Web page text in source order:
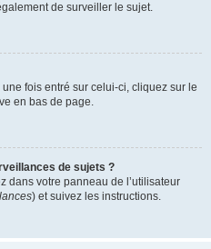
de surveiller le sujet.
fois entré sur celui-ci, cliquez sur le
en bas de page.
de sujets ?
dans votre panneau de l’utilisateur
) et suivez les instructions.